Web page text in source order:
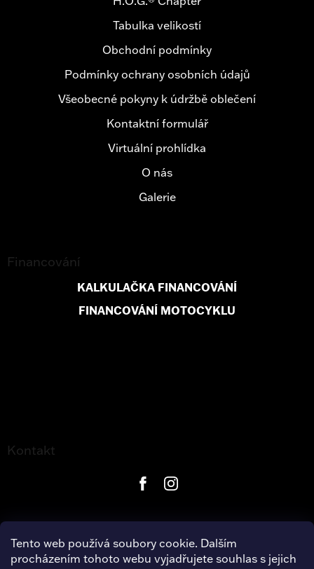
Tento web používá soubory cookie. Dalším
procházením tohoto webu vyjadřujete souhlas s jejich
Kontakt
Tabulka velikostí
Obchodní podmínky
Podmínky ochrany osobních údajů
Všeobecné pokyny k údržbě oblečení
Kontaktní formulář
Virtuální prohlídka
O nás
Galerie
Financování
KALKULAČKA FINANCOVÁNÍ
FINANCOVÁNÍ MOTOCYKLU